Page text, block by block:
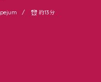
pejum 約13分